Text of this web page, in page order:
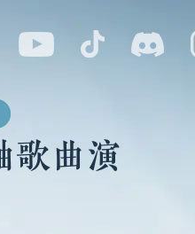
歌曲演